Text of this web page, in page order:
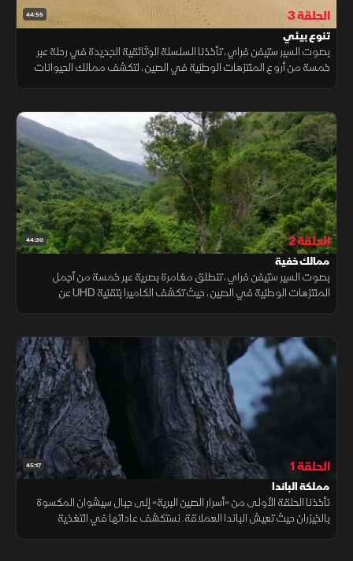
44:55 الحلقة 3
تنوع بيئي
بصوت السير ستيفن فراي، تأخذنا السلسلة الوثائقية الجديدة في رحلة عبر
خمسة من أروع المنتزهات الوطنية في الصين، لتكشف ممالك الحيوانات
44:30 الحلقة 2
ممالك خفية
بصوت السير ستيفن فراي، تنطلق مغامرة بصرية عبر خمسة من أجمل
المنتزهات الوطنية في الصين، حيث تكشف الكاميرا بتقنية UHD عن
45:17 الحلقة 1
مملكة الباندا
تأخذنا الحلقة الأولى من «أسرار الصين البرية» إلى جبال سيشوان المكسوة
بالخيزران حيث تعيش الباندا العملاقة. نستكشف عاداتها في التغذية